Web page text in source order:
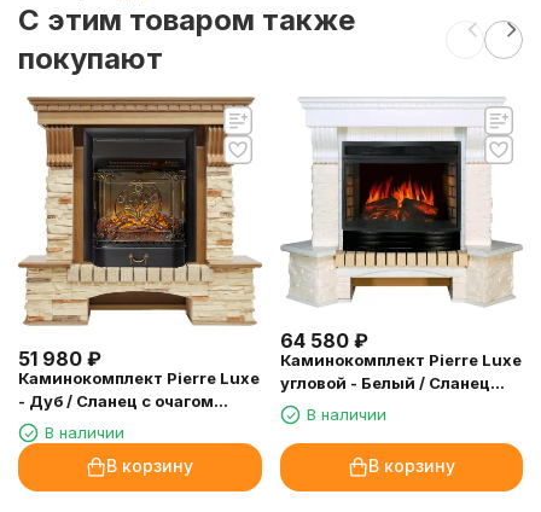
C этим товаром также
покупают
51 980 ₽
Каминокомплект Pierre Luxe
- Дуб / Сланец с очагом
Majestic FX M Black RC
В наличии
В корзину
64 580 ₽
Каминокомплект Pierre Luxe
угловой - Белый / Сланец
белый с очагом Dioramic 25
LED FX
В наличии
В корзину